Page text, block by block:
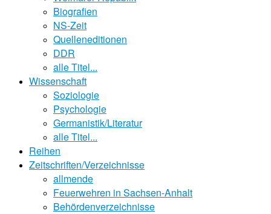
Biografien
NS-Zeit
Quelleneditionen
DDR
alle Titel...
Wissenschaft
Soziologie
Psychologie
Germanistik/Literatur
alle Titel...
Reihen
Zeitschriften/Verzeichnisse
allmende
Feuerwehren in Sachsen-Anhalt
Behördenverzeichnisse